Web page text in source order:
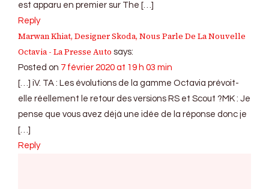
est apparu en premier sur The […]
Reply
Marwan Khiat, Designer Skoda, Nous Parle De La Nouvelle
Octavia - La Presse Auto says:
Posted on 7 février 2020 at 19 h 03 min
[…] iV. TA : Les évolutions de la gamme Octavia prévoit-
elle réellement le retour des versions RS et Scout ?MK : Je
pense que vous avez déjà une idée de la réponse donc je
[…]
Reply